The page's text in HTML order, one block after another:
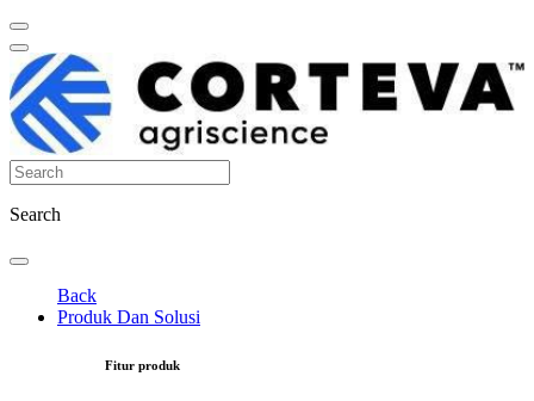
Search
Back
Produk Dan Solusi
Fitur produk